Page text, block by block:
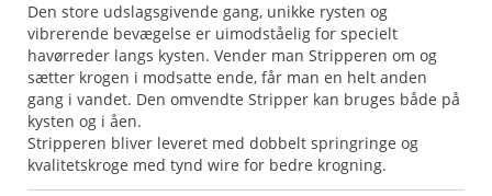
Den store udslagsgivende gang, unikke rysten og
vibrerende bevægelse er uimodståelig for specielt
havørreder langs kysten. Vender man Stripperen om og
sætter krogen i modsatte ende, får man en helt anden
gang i vandet. Den omvendte Stripper kan bruges både på
kysten og i åen.
Stripperen bliver leveret med dobbelt springringe og
kvalitetskroge med tynd wire for bedre krogning.